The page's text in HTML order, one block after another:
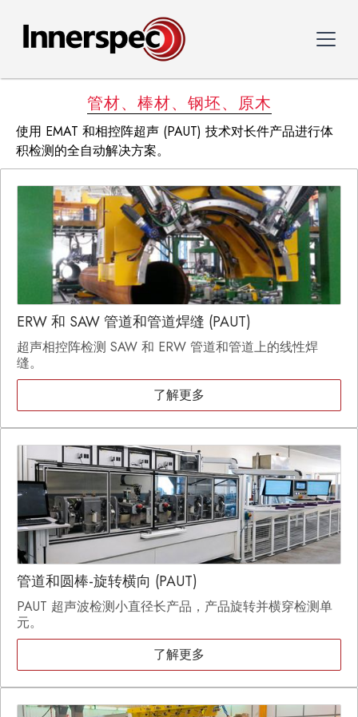
管材、棒材、钢坯、原木
使用 EMAT 和相控阵超声 (PAUT) 技术对长件产品进行体
积检测的全自动解决方案。
ERW 和 SAW 管道和管道焊缝 (PAUT)
超声相控阵检测 SAW 和 ERW 管道和管道上的线性焊
缝。
了解更多
管道和圆棒-旋转横向 (PAUT)
PAUT 超声波检测小直径长产品，产品旋转并横穿检测单
元。
了解更多